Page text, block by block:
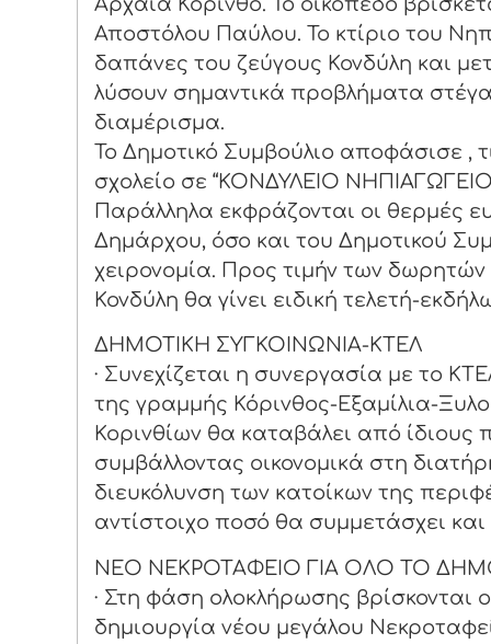
Αποστόλου Παύλου. Το κτίριο του
δαπάνες του ζεύγους Κονδύλη και
λύσουν σημαντικά προβλήματα
διαμέρισμα.
Το Δημοτικό Συμβούλιο αποφάσισε ,
σχολείο σε “ΚΟΝΔΥΛΕΙΟ
Παράλληλα εκφράζονται οι θερμές
Δημάρχου, όσο και του Δημοτικού
χειρονομία. Προς τιμήν των δωρητών
Κονδύλη θα γίνει ειδική τελετή-
ΔΗΜΟΤΙΚΗ ΣΥΓΚΟΙΝΩΝΙΑ-ΚΤΕΛ
· Συνεχίζεται η συνεργασία με το
της γραμμής Κόρινθος-Εξαμίλια-
Κορινθίων θα καταβάλει από ίδιους
συμβάλλοντας οικονομικά στη
διευκόλυνση των κατοίκων της
αντίστοιχο ποσό θα συμμετάσχει
ΝΕΟ ΝΕΚΡΟΤΑΦΕΙΟ ΓΙΑ ΟΛΟ ΤΟ
· Στη φάση ολοκλήρωσης βρίσκονται
δημιουργία νέου μεγάλου